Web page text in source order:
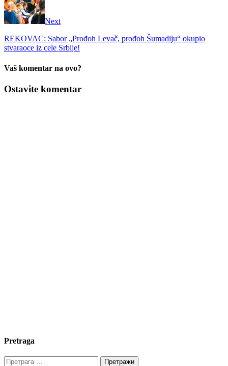
Next
REKOVAC: Sabor „Prođoh Levač, prođoh Šumadiju“ okupio
stvaraoce iz cele Srbije!
Vaš komentar na ovo?
Ostavite komentar
Pretraga
Претрага